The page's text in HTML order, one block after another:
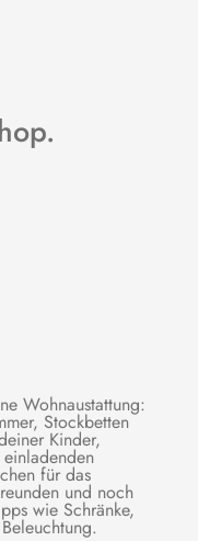
Wohnaustattung:
Stockbetten
Kinder,
für das
und noch
wie Schränke,